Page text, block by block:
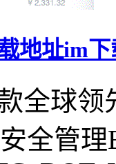
地址im
全球
全管理